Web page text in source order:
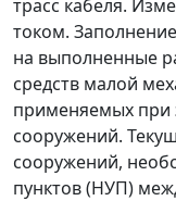
трасс кабеля.
током.
на выполненные
средств малой
применяемых при
сооружений.
сооружений,
пунктов (НУП)